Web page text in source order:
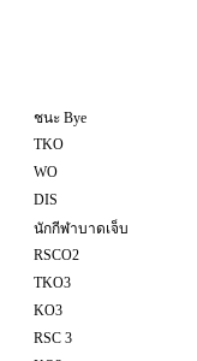
ชนะ Bye
TKO
WO
DIS
นักกีฬาบาดเจ็บ
RSCO2
TKO3
KO3
RSC 3